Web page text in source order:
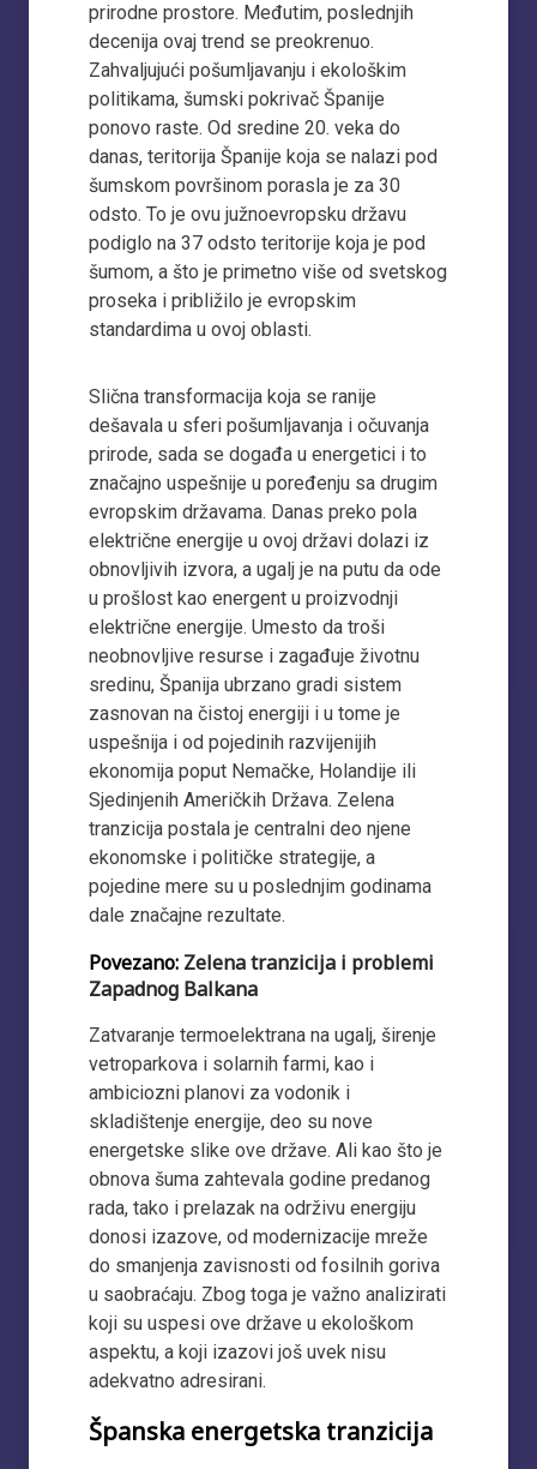
prirodne prostore. Međutim, poslednjih
decenija ovaj trend se preokrenuo.
Zahvaljujući pošumljavanju i ekološkim
politikama, šumski pokrivač Španije
ponovo raste. Od sredine 20. veka do
danas, teritorija Španije koja se nalazi pod
šumskom površinom porasla je za 30
odsto. To je ovu južnoevropsku državu
podiglo na 37 odsto teritorije koja je pod
šumom, a što je primetno više od svetskog
proseka i približilo je evropskim
standardima u ovoj oblasti.
Slična transformacija koja se ranije
dešavala u sferi pošumljavanja i očuvanja
prirode, sada se događa u energetici i to
značajno uspešnije u poređenju sa drugim
evropskim državama. Danas preko pola
električne energije u ovoj državi dolazi iz
obnovljivih izvora, a ugalj je na putu da ode
u prošlost kao energent u proizvodnji
električne energije. Umesto da troši
neobnovljive resurse i zagađuje životnu
sredinu, Španija ubrzano gradi sistem
zasnovan na čistoj energiji i u tome je
uspešnija i od pojedinih razvijenijih
ekonomija poput Nemačke, Holandije ili
Sjedinjenih Američkih Država. Zelena
tranzicija postala je centralni deo njene
ekonomske i političke strategije, a
pojedine mere su u poslednjim godinama
dale značajne rezultate.
Povezano: Zelena tranzicija i problemi
Zapadnog Balkana
Zatvaranje termoelektrana na ugalj, širenje
vetroparkova i solarnih farmi, kao i
ambiciozni planovi za vodonik i
skladištenje energije, deo su nove
energetske slike ove države. Ali kao što je
obnova šuma zahtevala godine predanog
rada, tako i prelazak na održivu energiju
donosi izazove, od modernizacije mreže
do smanjenja zavisnosti od fosilnih goriva
u saobraćaju. Zbog toga je važno analizirati
koji su uspesi ove države u ekološkom
aspektu, a koji izazovi još uvek nisu
adekvatno adresirani.
Španska energetska tranzicija